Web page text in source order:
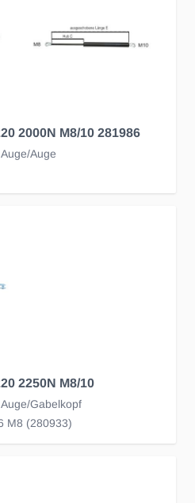
2000N M8/10 281986
Auge
2250N M8/10
Gabelkopf
M8 (280933)